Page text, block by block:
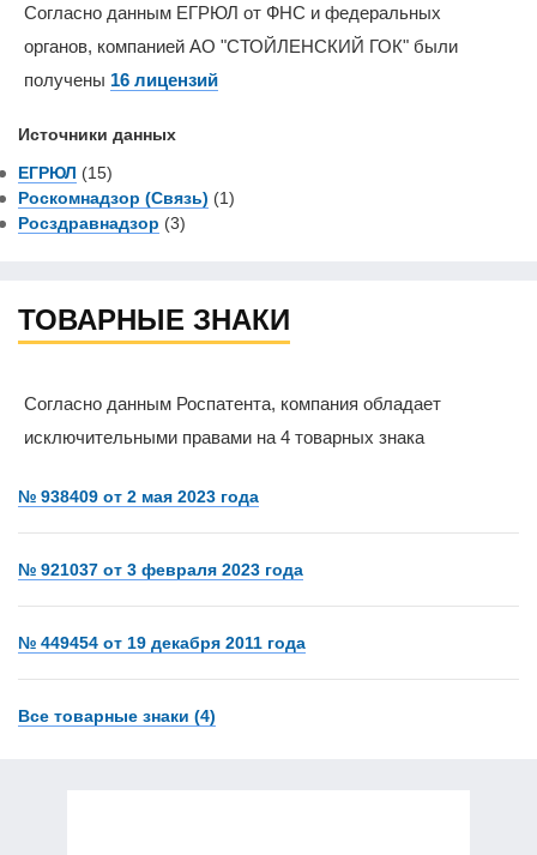
Согласно данным ЕГРЮЛ от ФНС и федеральных
органов, компанией АО "СТОЙЛЕНСКИЙ ГОК" были
получены 16 лицензий
Источники данных
ЕГРЮЛ (15)
Роскомнадзор (Связь) (1)
Росздравнадзор (3)
ТОВАРНЫЕ ЗНАКИ
Согласно данным Роспатента, компания обладает
исключительными правами на 4 товарных знака
№ 938409 от 2 мая 2023 года
№ 921037 от 3 февраля 2023 года
№ 449454 от 19 декабря 2011 года
Все товарные знаки (4)